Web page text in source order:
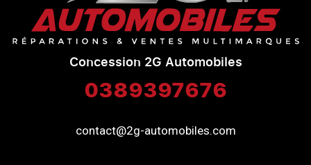
Concession 2G Automobiles
0389397676
contact@2g-automobiles.com